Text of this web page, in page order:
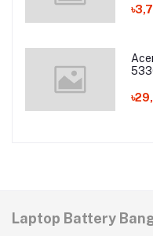
Laptop Battery